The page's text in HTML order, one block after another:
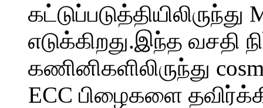
எடுக்கிறது.இந்த வசதி
கணினிகளிலிருந்து
ECC பிழைகளை